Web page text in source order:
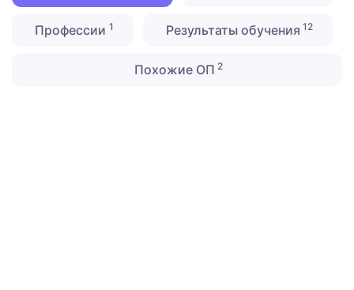
Профессии 1 Результаты обучения 12
Похожие ОП 2